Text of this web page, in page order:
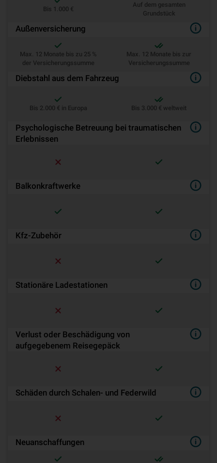
Bis 1.000 €
Auf dem gesamten
Grundstück
Außenversicherung
Max. 12 Monate bis zu 25 %
der Versicherungssumme
Max. 12 Monate bis zur
Versicherungssumme
Diebstahl aus dem Fahrzeug
Bis 2.000 € in Europa Bis 3.000 € weltweit
Psychologische Betreuung bei traumatischen
Erlebnissen
Balkonkraftwerke
Kfz-Zubehör
Stationäre Ladestationen
Verlust oder Beschädigung von
aufgegebenem Reisegepäck
Schäden durch Schalen- und Federwild
Neuanschaffungen